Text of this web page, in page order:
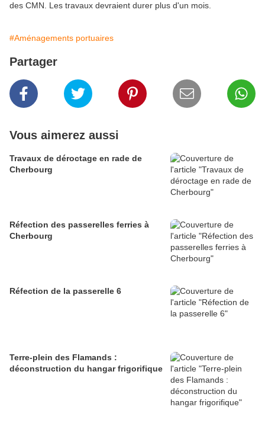
des CMN. Les travaux devraient durer plus d'un mois.
#Aménagements portuaires
Partager
Vous aimerez aussi
Travaux de déroctage en rade de
Cherbourg
Réfection des passerelles ferries à
Cherbourg
Réfection de la passerelle 6
Terre-plein des Flamands :
déconstruction du hangar frigorifique